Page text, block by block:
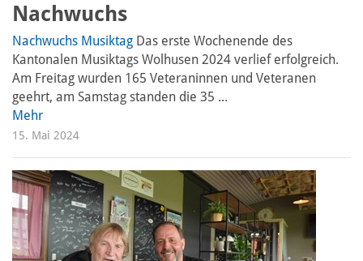
Nachwuchs
Nachwuchs Musiktag Das erste Wochenende des
Kantonalen Musiktags Wolhusen 2024 verlief erfolgreich.
Am Freitag wurden 165 Veteraninnen und Veteranen
geehrt, am Samstag standen die 35 ...
Mehr
15. Mai 2024